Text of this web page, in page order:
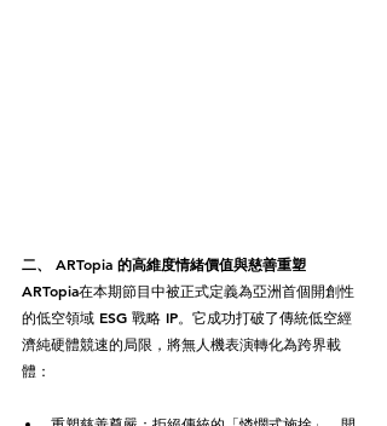
二、 ARTopia 的高維度情緒價值與慈善重塑
ARTopia在本期節目中被正式定義為亞洲首個開創性
的低空領域 ESG 戰略 IP。它成功打破了傳統低空經
濟純硬體競速的局限，將無人機表演轉化為跨界載
體：